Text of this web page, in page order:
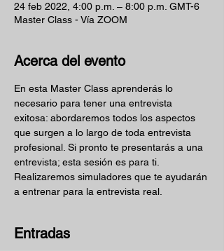
24 feb 2022, 4:00 p.m. – 8:00 p.m. GMT-6
Master Class - Vía ZOOM
Acerca del evento
En esta Master Class aprenderás lo
necesario para tener una entrevista
exitosa: abordaremos todos los aspectos
que surgen a lo largo de toda entrevista
profesional. Si pronto te presentarás a una
entrevista; esta sesión es para ti.
Realizaremos simuladores que te ayudarán
a entrenar para la entrevista real.
Entradas